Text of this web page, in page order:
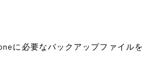
に必要なバックアップファイルを